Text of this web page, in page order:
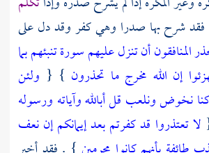
فقد شرح بها صدرا وهي كفر وقد دل على
المنافقون أن تنزل عليهم سورة تنبئهم بما
إن الله مخرج ما تحذرون } { ولئن
كنا نخوض ونلعب قل أبالله وآياته ورسوله
لا تعتذروا قد كفرتم بعد إيمانكم إن نعف